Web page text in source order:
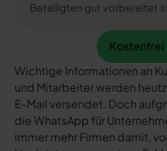
Beteiligten gut vorbereitet
Kostenfrei
Kostenfrei
Wichtige Informationen an
und Mitarbeiter werden
E-Mail versendet. Doch
die WhatsApp für
immer mehr Firmen damit,